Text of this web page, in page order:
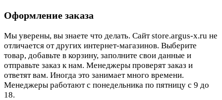
Оформление заказа
Мы уверены, вы знаете что делать. Сайт store.argus-x.ru не
отличается от других интернет-магазинов. Выберите
товар, добавьте в корзину, заполните свои данные и
отправьте заказ к нам. Менеджеры проверят заказ и
ответят вам. Иногда это занимает много времени.
Менеджеры работают с понедельника по пятницу с 9 до
18.